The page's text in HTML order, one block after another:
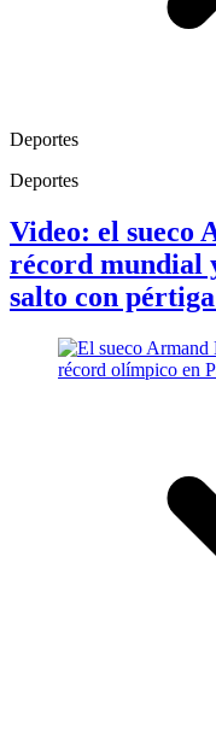
Deportes
Deportes
Video: el sueco
récord mundial
salto con